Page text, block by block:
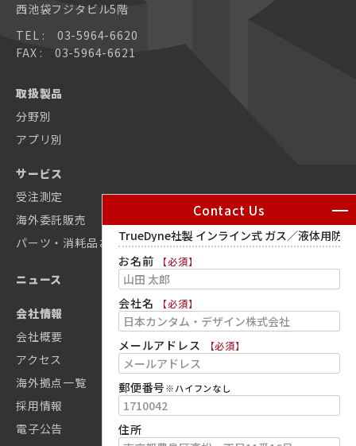
MCQ社製 ガスミキサ
Nanosurf社製 原子間力顕微鏡AFM
カスタム原子間力顕微鏡 NaniteAFM
カスタム原子間力顕微鏡(AFM)システム
超高感度カー効果測定装置 NanoMOKE3®
非接触式レオメーター DWS RheoLab
オートコリレータ/クロスコリレータ
LS Spectrometer™ V-MALS
散乱型近接場光顕微鏡 neaSCOPE+s
散乱型近接場光顕微鏡 neaSCOPE+s
MCQ社製 ガスミキサ
Nanosurf社製 原子間力顕微鏡AFM
Sample Protectスイッチング ユニット
DC配線用ローパスフィルタ
Proteox2次インサート
迅速な試料交換を実現するサンプルパック
SCALINQ
Delft Circuits
Contact Us
お名前 【必須】
会社名 【必須】
メールアドレス 【必須】
郵便番号※ハイフンなし
住所
取扱製品
分野別
アプリ別
サービス
受注測定
海外委託販売
パーツ・消耗品お見積依頼
ニュース
会社情報
会社概要
アクセス
海外拠点一覧
採用情報
電子公告
西池袋フジタビル5階
TEL : 03-5964-6620
FAX : 03-5964-6621